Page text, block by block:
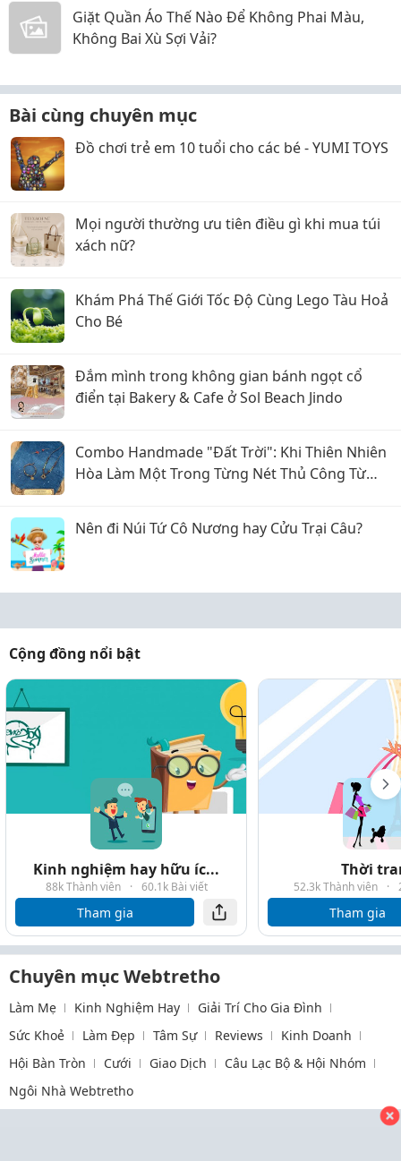
Giặt Quần Áo Thế Nào Để Không Phai Màu,
Không Bai Xù Sợi Vải?
Bài cùng chuyên mục
Đồ chơi trẻ em 10 tuổi cho các bé - YUMI TOYS
Mọi người thường ưu tiên điều gì khi mua túi
xách nữ?
Khám Phá Thế Giới Tốc Độ Cùng Lego Tàu Hoả
Cho Bé
Đắm mình trong không gian bánh ngọt cổ
điển tại Bakery & Cafe ở Sol Beach Jindo
Combo Handmade "Đất Trời": Khi Thiên Nhiên
Hòa Làm Một Trong Từng Nét Thủ Công Từ
Nên đi Núi Tứ Cô Nương hay Cửu Trại Câu?
Cộng đồng nổi bật
Kinh nghiệm hay hữu íc...
88k Thành viên · 60.1k Bài viết
Tham gia
Thời
52.3k Thành viên ·
Tham gia
Chuyên mục Webtretho
Làm Mẹ Kinh Nghiệm Hay
Giải Trí Cho Gia Đình
Sức Khoẻ
Làm Đẹp Tâm Sự Reviews
Kinh Doanh
Hội Bàn Tròn
Cưới Giao Dịch
Câu Lạc Bộ & Hội Nhóm
Ngôi Nhà Webtretho